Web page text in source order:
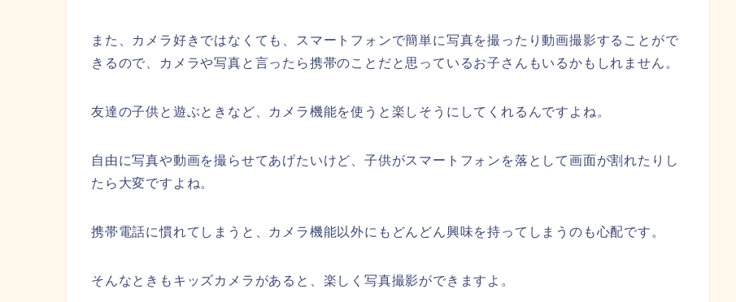
また、カメラ好きではなくても、スマートフォンで簡単に写真を撮ったり動画撮影することがで
きるので、カメラや写真と言ったら携帯のことだと思っているお子さんもいるかもしれません。
友達の子供と遊ぶときなど、カメラ機能を使うと楽しそうにしてくれるんですよね。
自由に写真や動画を撮らせてあげたいけど、子供がスマートフォンを落として画面が割れたりし
たら大変ですよね。
携帯電話に慣れてしまうと、カメラ機能以外にもどんどん興味を持ってしまうのも心配です。
そんなときもキッズカメラがあると、楽しく写真撮影ができますよ。